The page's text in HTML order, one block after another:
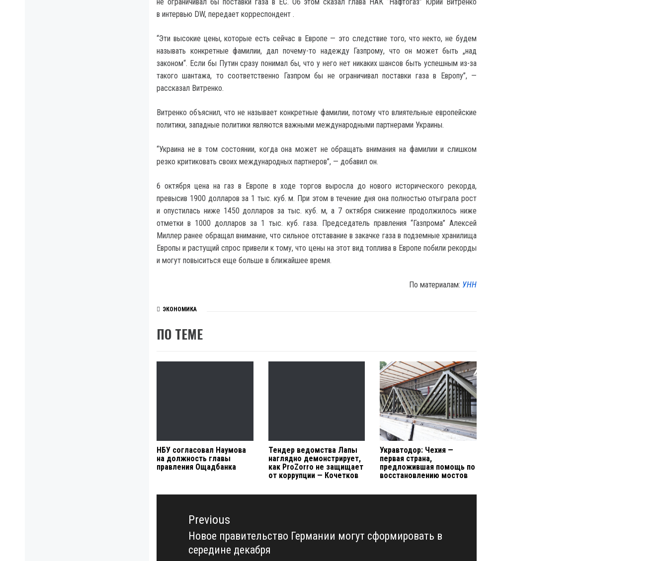
в интервью DW, передает корреспондент .
“Эти высокие цены, которые есть сейчас в Европе — это следствие того, что некто, не будем
называть конкретные фамилии, дал почему-то надежду Газпрому, что он может быть „над
законом“. Если бы Путин сразу понимал бы, что у него нет никаких шансов быть успешным из-за
такого шантажа, то соответственно Газпром бы не ограничивал поставки газа в Европу”, —
рассказал Витренко.
Витренко объяснил, что не называет конкретные фамилии, потому что влиятельные европейские
политики, западные политики являются важными международными партнерами Украины.
“Украина не в том состоянии, когда она может не обращать внимания на фамилии и слишком
резко критиковать своих международных партнеров”, — добавил он.
6 октября цена на газ в Европе в ходе торгов выросла до нового исторического рекорда,
превысив 1900 долларов за 1 тыс. куб. м. При этом в течение дня она полностью отыграла рост
и опустилась ниже 1450 долларов за тыс. куб. м, а 7 октября снижение продолжилось ниже
отметки в 1000 долларов за 1 тыс. куб. газа. Председатель правления “Газпрома” Алексей
Миллер ранее обращал внимание, что сильное отставание в закачке газа в подземные хранилища
Европы и растущий спрос привели к тому, что цены на этот вид топлива в Европе побили рекорды
и могут повыситься еще больше в ближайшее время.
По материалам: УНН
ЭКОНОМИКА
ПО ТЕМЕ
НБУ согласовал Наумова
на должность главы
правления Ощадбанка
Тендер ведомства Лапы
наглядно демонстрирует,
как ProZorro не защищает
от коррупции — Кочетков
Укравтодор: Чехия —
первая страна,
предложившая помощь по
восстановлению мостов
Навигация
записямPrevious
Previous
post:
Новое правительство Германии могут сформировать в
середине декабря